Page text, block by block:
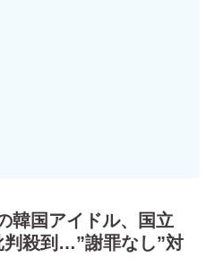
韓国アイドル、国立
判殺到…”謝罪なし”対